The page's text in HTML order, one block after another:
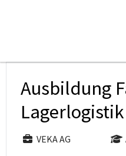
Ausbildung
VEKA AG